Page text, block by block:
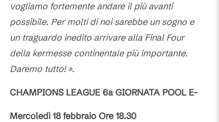
vogliamo fortemente andare il più avanti
possibile. Per molti di noi sarebbe un sogno e
un traguardo inedito arrivare alla Final Four
della kermesse continentale più importante.
Daremo tutto! ».
CHAMPIONS LEAGUE 6a GIORNATA POOL E-
Mercoledì 18 febbraio Ore 18.30